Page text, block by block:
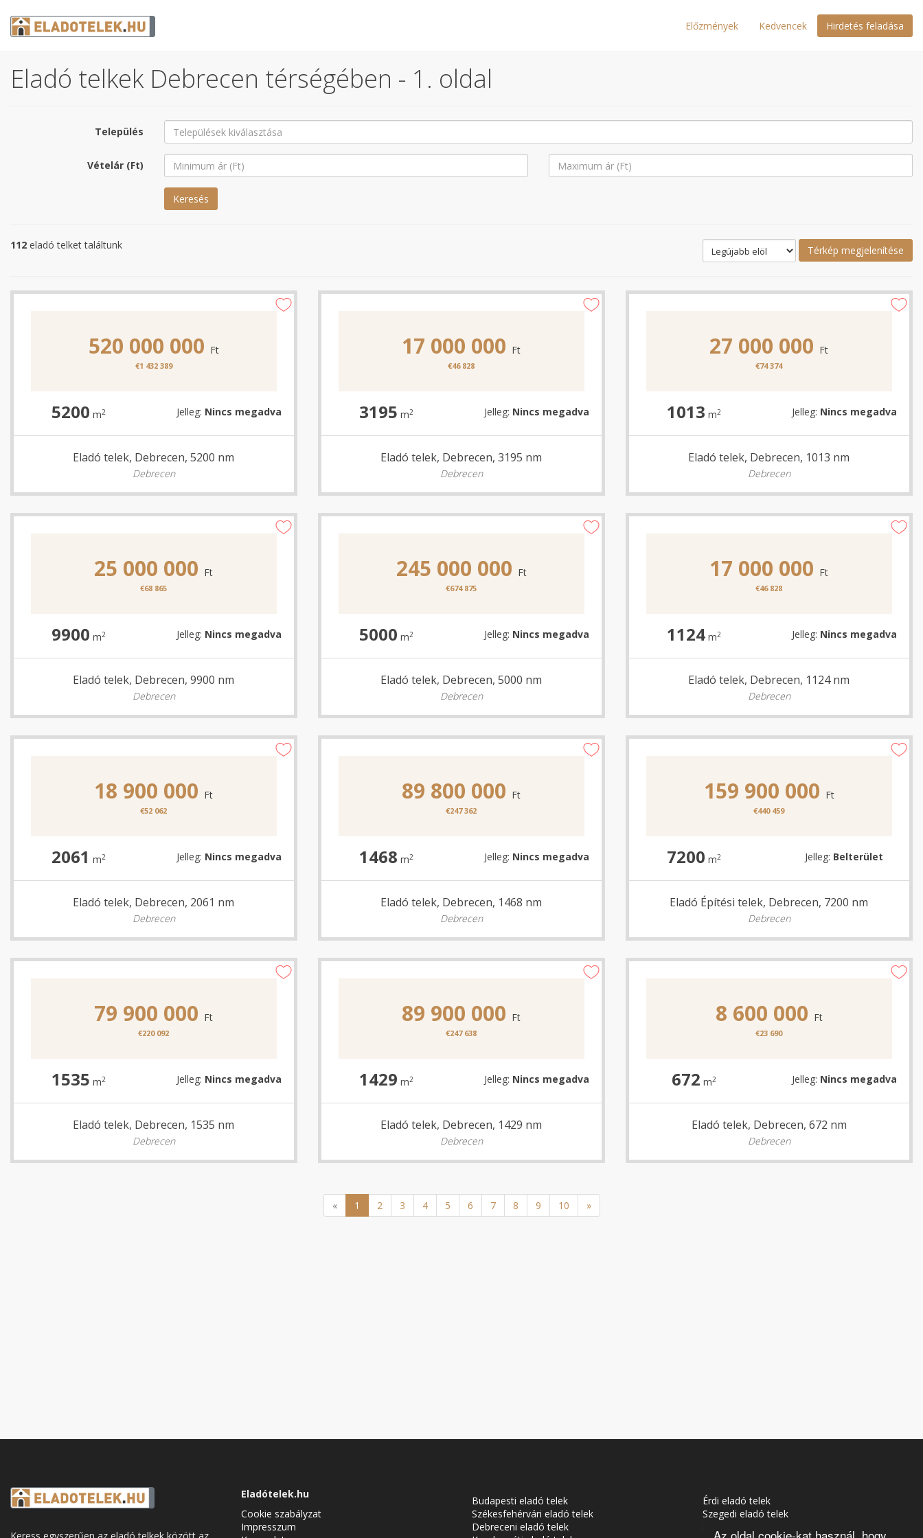
Előzmények Kedvencek Hirdetés feladása
Eladó telkek Debrecen térségében - 1. oldal
Település
Vételár (Ft)
Keresés
112 eladó telket találtunk Térkép megjelenítése
520 000 000 Ft
€1 432 389
5200 m2 Jelleg: Nincs megadva
Eladó telek, Debrecen, 5200 nm
Debrecen
17 000 000 Ft
€46 828
3195 m2 Jelleg: Nincs megadva
Eladó telek, Debrecen, 3195 nm
Debrecen
27 000 000 Ft
€74 374
1013 m2 Jelleg: Nincs megadva
Eladó telek, Debrecen, 1013 nm
Debrecen
25 000 000 Ft
€68 865
9900 m2 Jelleg: Nincs megadva
Eladó telek, Debrecen, 9900 nm
Debrecen
245 000 000 Ft
€674 875
5000 m2 Jelleg: Nincs megadva
Eladó telek, Debrecen, 5000 nm
Debrecen
17 000 000 Ft
€46 828
1124m2 Jelleg: Nincs megadva
Eladó telek, Debrecen, 1124 nm
Debrecen
18 900 000 Ft
€52 062
2061 m2 Jelleg: Nincs megadva
Eladó telek, Debrecen, 2061 nm
Debrecen
89 800 000 Ft
€247 362
1468 m2 Jelleg: Nincs megadva
Eladó telek, Debrecen, 1468 nm
Debrecen
159 900 000 Ft
€440 459
7200 m2 Jelleg: Belterület
Eladó Építési telek, Debrecen, 7200 nm
Debrecen
79 900 000 Ft
€220 092
1535 m2 Jelleg: Nincs megadva
Eladó telek, Debrecen, 1535 nm
Debrecen
89 900 000 Ft
€247 638
1429 m2 Jelleg: Nincs megadva
Eladó telek, Debrecen, 1429 nm
Debrecen
8 600 000 Ft
€23 690
672 m2 Jelleg: Nincs megadva
Eladó telek, Debrecen, 672 nm
Debrecen
« 1 2 3 4 5 6 7 8 9 10 »
Eladótelek.hu
Cookie szabályzat
Impresszum
Budapesti eladó telek
Székesfehérvári eladó telek
Debreceni eladó telek
Érdi eladó telek
Szegedi eladó telek
Soproni eladó telek